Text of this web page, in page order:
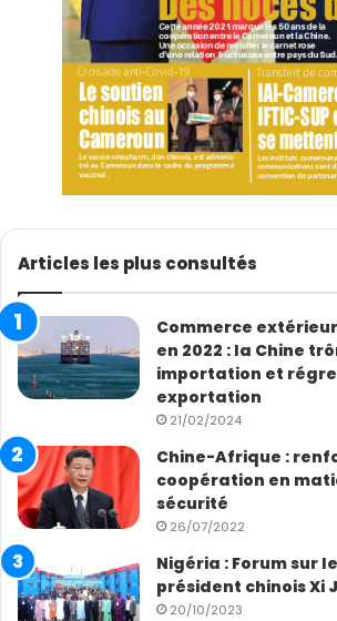
Articles les plus consultés
Commerce
en 2022 : la Chine
importation et
exportation
21/02/2024
Chine-Afrique :
coopération en
sécurité
26/07/2022
Nigéria : Forum sur
président chinois Xi
20/10/2023